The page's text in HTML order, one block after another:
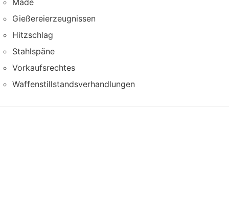
Made
Gießereierzeugnissen
Hitzschlag
Stahlspäne
Vorkaufsrechtes
Waffenstillstandsverhandlungen